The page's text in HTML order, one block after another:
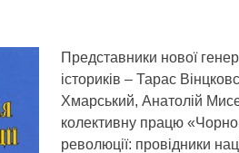
Представники нової
істориків – Тарас
Хмарський, Анатолій
колективну працю
революції: провідники